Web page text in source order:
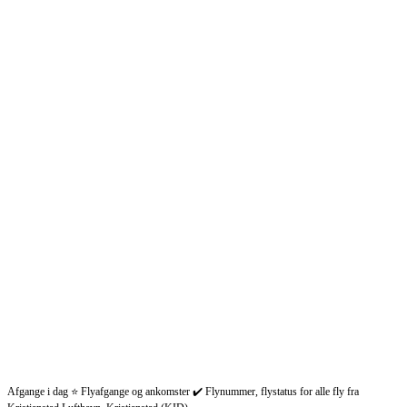
Afgange i dag ⭐ Flyafgange og ankomster ✔️ Flynummer, flystatus for alle fly fra